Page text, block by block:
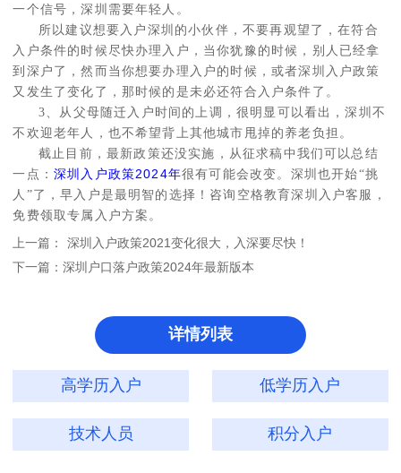
一个信号，深圳需要年轻人。
所以建议想要入户深圳的小伙伴，不要再观望了，在符合
入户条件的时候尽快办理入户，当你犹豫的时候，别人已经拿
到深户了，然而当你想要办理入户的时候，或者深圳入户政策
又发生了变化了，那时候的是未必还符合入户条件了。
3、从父母随迁入户时间的上调，很明显可以看出，深圳不
不欢迎老年人，也不希望背上其他城市甩掉的养老负担。
截止目前，最新政策还没实施，从征求稿中我们可以总结
一点： 深圳入户政策2024年很有可能会改变。深圳也开始“挑
人”了，早入户是最明智的选择！咨询空格教育深圳入户客服，
免费领取专属入户方案。
上一篇：深圳入户政策2021变化很大，入深要尽快！
下一篇：深圳户口落户政策2024年最新版本
详情列表
高学历入户 低学历入户
技术人员 积分入户